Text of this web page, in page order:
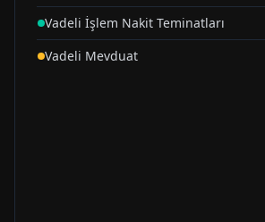
Vadeli İşlem Nakit Teminatları
Vadeli Mevduat